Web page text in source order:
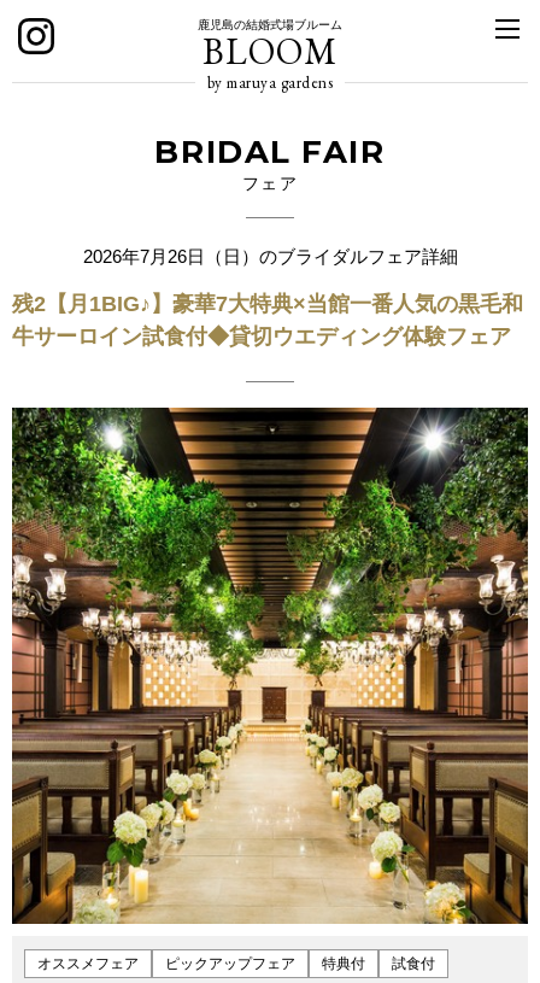
鹿児島の結婚式場ブルーム
BLOOM
by maruya gardens
BRIDAL FAIR
フェア
2026年7月26日（日）のブライダルフェア詳細
残2【月1BIG♪】豪華7大特典×当館一番人気の黒毛和
牛サーロイン試食付◆貸切ウエディング体験フェア
オススメフェア ピックアップフェア 特典付 試食付